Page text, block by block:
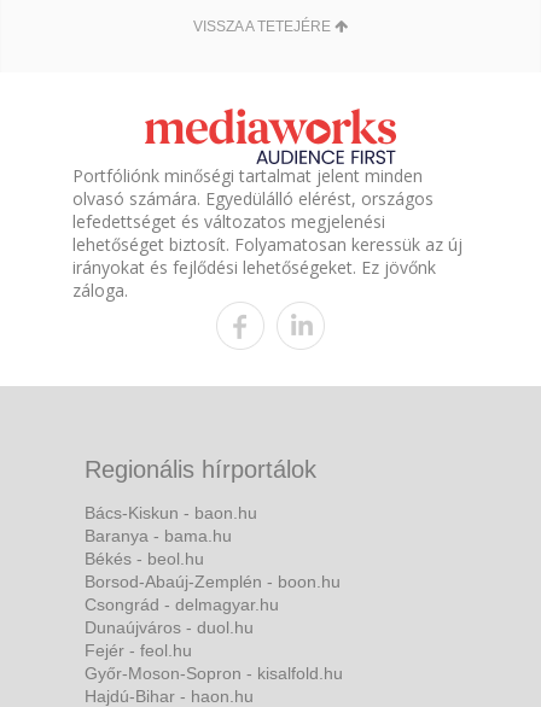
VISSZA A TETEJÉRE
Portfóliónk minőségi tartalmat jelent minden
olvasó számára. Egyedülálló elérést, országos
lefedettséget és változatos megjelenési
lehetőséget biztosít. Folyamatosan keressük az új
irányokat és fejlődési lehetőségeket. Ez jövőnk
záloga.
Regionális hírportálok
Bács-Kiskun - baon.hu
Baranya - bama.hu
Békés - beol.hu
Borsod-Abaúj-Zemplén - boon.hu
Csongrád - delmagyar.hu
Dunaújváros - duol.hu
Fejér - feol.hu
Győr-Moson-Sopron - kisalfold.hu
Hajdú-Bihar - haon.hu